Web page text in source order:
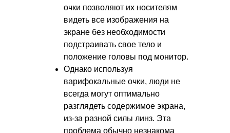
очки позволяют их носителям
видеть все изображения на
экране без необходимости
подстраивать свое тело и
положение головы под монитор.
Однако используя
варифокальные очки, люди не
всегда могут оптимально
разглядеть содержимое экрана,
из-за разной силы линз. Эта
проблема обычно незнакома